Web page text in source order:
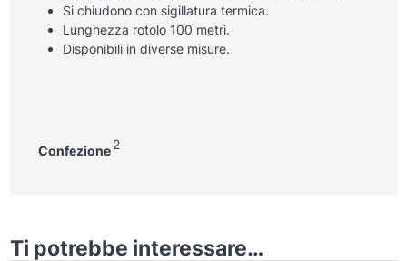
Si chiudono con sigillatura termica.
Lunghezza rotolo 100 metri.
Disponibili in diverse misure.
Confezione 2
Ti potrebbe interessare…